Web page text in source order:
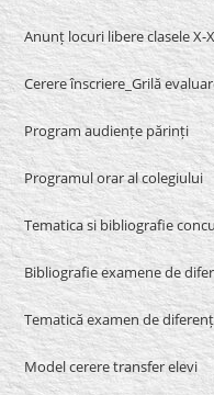
Anunț locuri libere clasele X-
Cerere înscriere_Grilă
Program audiențe părinți
Programul orar al colegiului
Tematica si bibliografie
Bibliografie examene de
Tematică examen de
Model cerere transfer elevi